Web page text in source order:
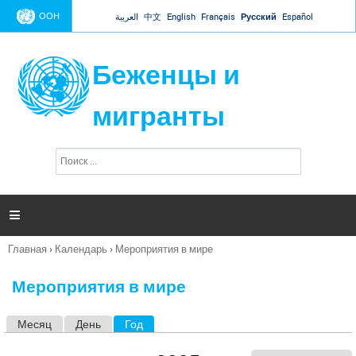
Jump to navigation
ООН العربية 中文 English Français Русский Español
Беженцы и
мигранты
п
и

Вы
Главная › Календарь › Мероприятия в мире
Мероприятия в мире
Месяц День Год